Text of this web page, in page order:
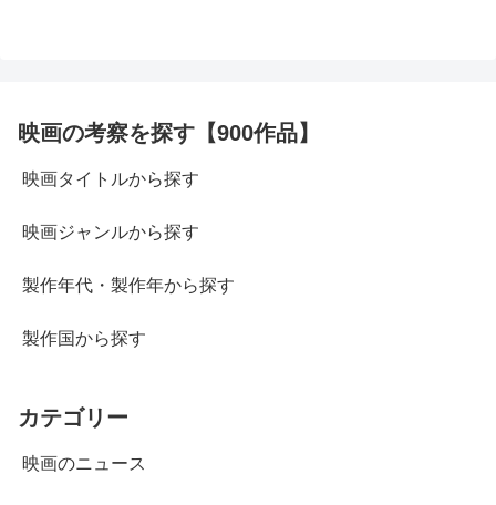
映画の考察を探す【900作品】
映画タイトルから探す
映画ジャンルから探す
製作年代・製作年から探す
製作国から探す
カテゴリー
映画のニュース